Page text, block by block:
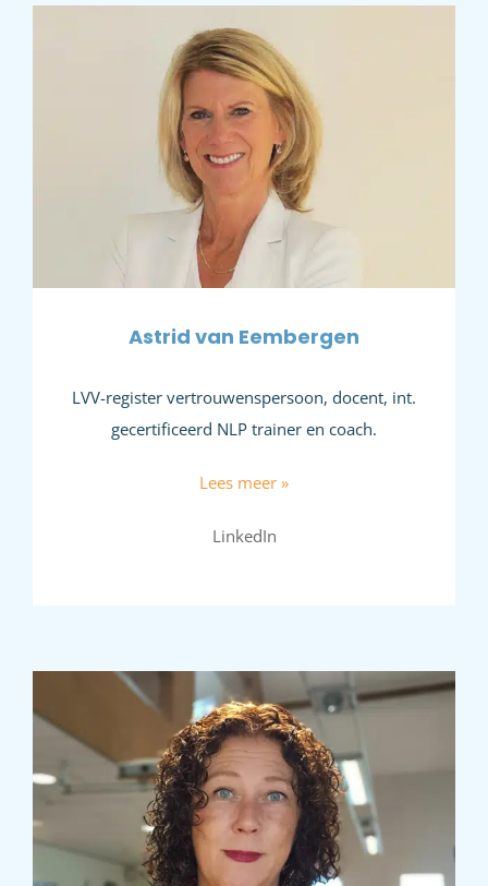
Astrid van Eembergen
LVV-register vertrouwenspersoon, docent, int.
gecertificeerd NLP trainer en coach.
Lees meer »
LinkedIn